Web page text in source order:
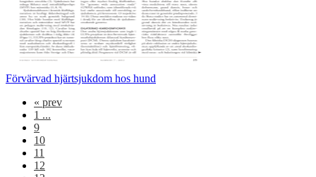
Förvärvad hjärtsjukdom hos hund
« prev
1 ...
9
10
11
12